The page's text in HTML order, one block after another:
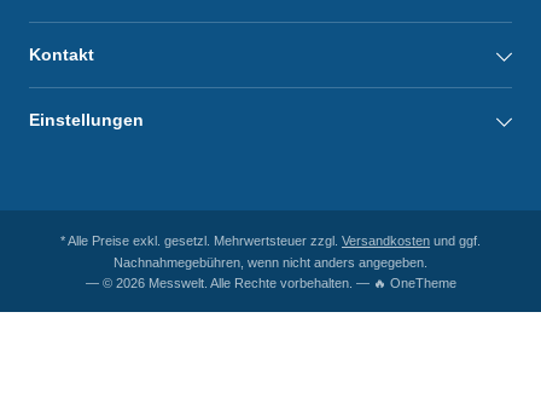
Kontakt
Einstellungen
* Alle Preise exkl. gesetzl. Mehrwertsteuer zzgl. Versandkosten und ggf.
Nachnahmegebühren, wenn nicht anders angegeben.
— © 2026 Messwelt. Alle Rechte vorbehalten. — 🔥 OneTheme